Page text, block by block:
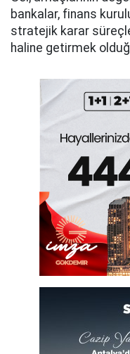
bankalar, finans
stratejik karar
haline getirmek